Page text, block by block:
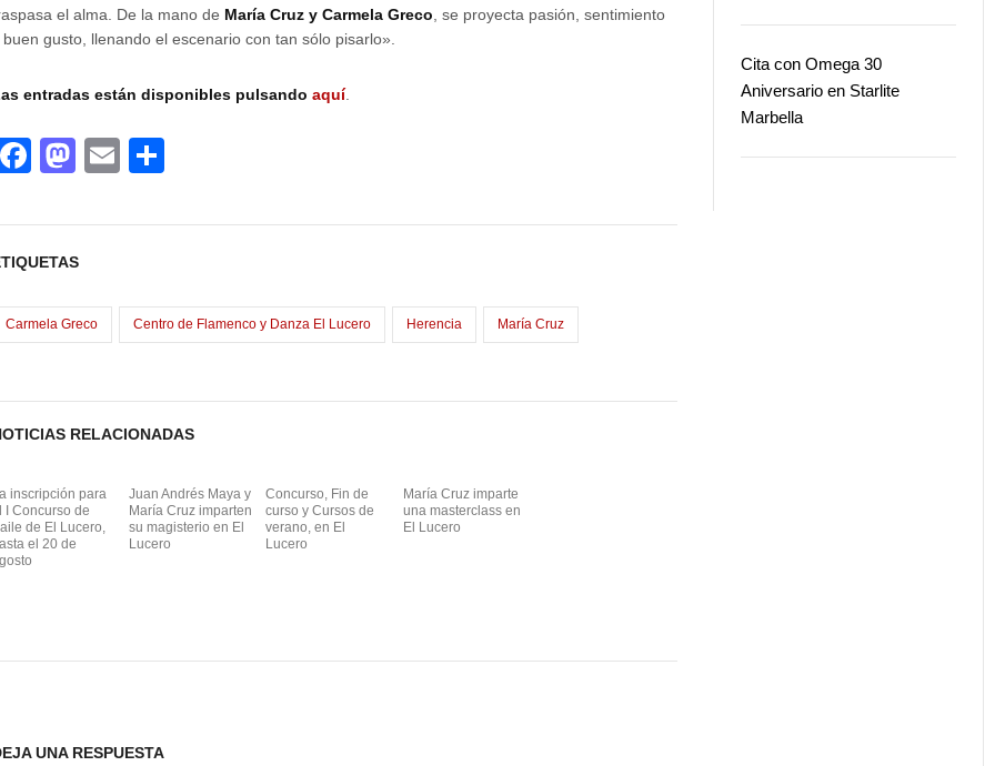
el alma. De la mano de María Cruz y Carmela Greco , se proyecta pasión, sentimiento
buen gusto, llenando el escenario con tan sólo pisarlo».
entradas están disponibles pulsandoaquí.
F
c
e
b
o
k
M
st
o
d
o
E
ail m
ar
tir
Carmela Greco Centro de Flamenco y Danza El Lucero Herencia María Cruz
RELACIONADAS
inscripción para
I Concurso de
de El Lucero,
el 20 de
Juan Andrés Maya y
María Cruz imparten
su magisterio en El
Lucero
Concurso, Fin de
curso y Cursos de
verano, en El
Lucero
María Cruz imparte
una masterclass en
El Lucero
UNA RESPUESTA
Cita con Omega 30
Aniversario en Starlite
Marbella